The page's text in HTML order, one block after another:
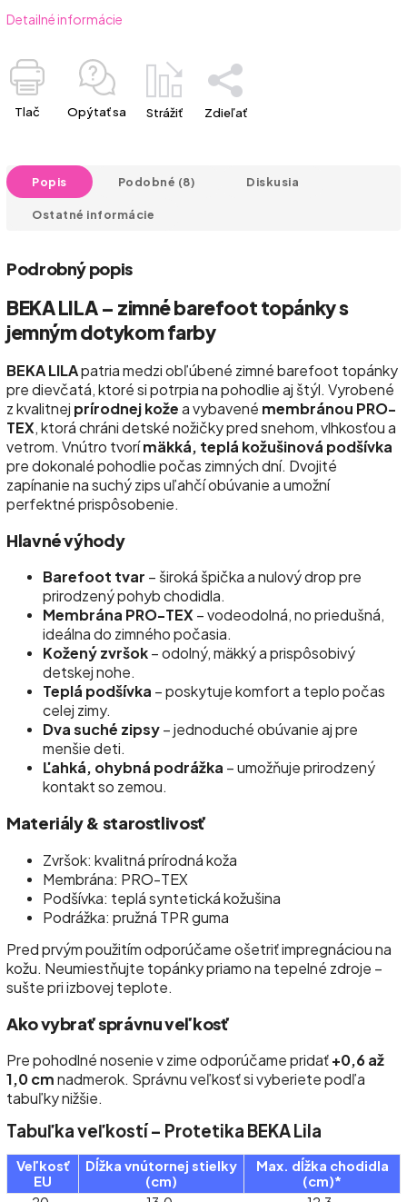
Detailné informácie
Tlač Opýtať sa Strážiť Zdieľať
Popis Podobné (8) Diskusia
Ostatné informácie
Podrobný popis
BEKA LILA – zimné barefoot topánky s
jemným dotykom farby
BEKA LILApatria medzi obľúbené zimné barefoot topánky
pre dievčatá, ktoré si potrpia na pohodlie aj štýl. Vyrobené
z kvalitnej prírodnej kožea vybavené membránou PRO-
TEX, ktorá chráni detské nožičky pred snehom, vlhkosťou a
vetrom. Vnútro tvorímäkká, teplá kožušinová podšívka
pre dokonalé pohodlie počas zimných dní. Dvojité
zapínanie na suchý zips uľahčí obúvanie a umožní
perfektné prispôsobenie.
Hlavné výhody
Barefoot tvar – široká špička a nulový drop pre
prirodzený pohyb chodidla.
Membrána PRO-TEX– vodeodolná, no priedušná,
ideálna do zimného počasia.
Kožený zvršok– odolný, mäkký a prispôsobivý
detskej nohe.
Teplá podšívka – poskytuje komfort a teplo počas
celej zimy.
Dva suché zipsy– jednoduché obúvanie aj pre
menšie deti.
Ľahká, ohybná podrážka – umožňuje prirodzený
kontakt so zemou.
Materiály & starostlivosť
Zvršok: kvalitná prírodná koža
Membrána: PRO-TEX
Podšívka: teplá syntetická kožušina
Podrážka: pružná TPR guma
Pred prvým použitím odporúčame ošetriť impregnáciou na
kožu. Neumiestňujte topánky priamo na tepelné zdroje –
sušte pri izbovej teplote.
Ako vybrať správnu veľkosť
Pre pohodlné nosenie v zime odporúčame pridať+0,6 až
1,0 cmnadmerok. Správnu veľkosť si vyberiete podľa
tabuľky nižšie.
Tabuľka veľkostí – Protetika BEKA Lila
Veľkosť
EU
Dĺžka vnútornej stielky
(cm)
Max. dĺžka chodidla
(cm)*